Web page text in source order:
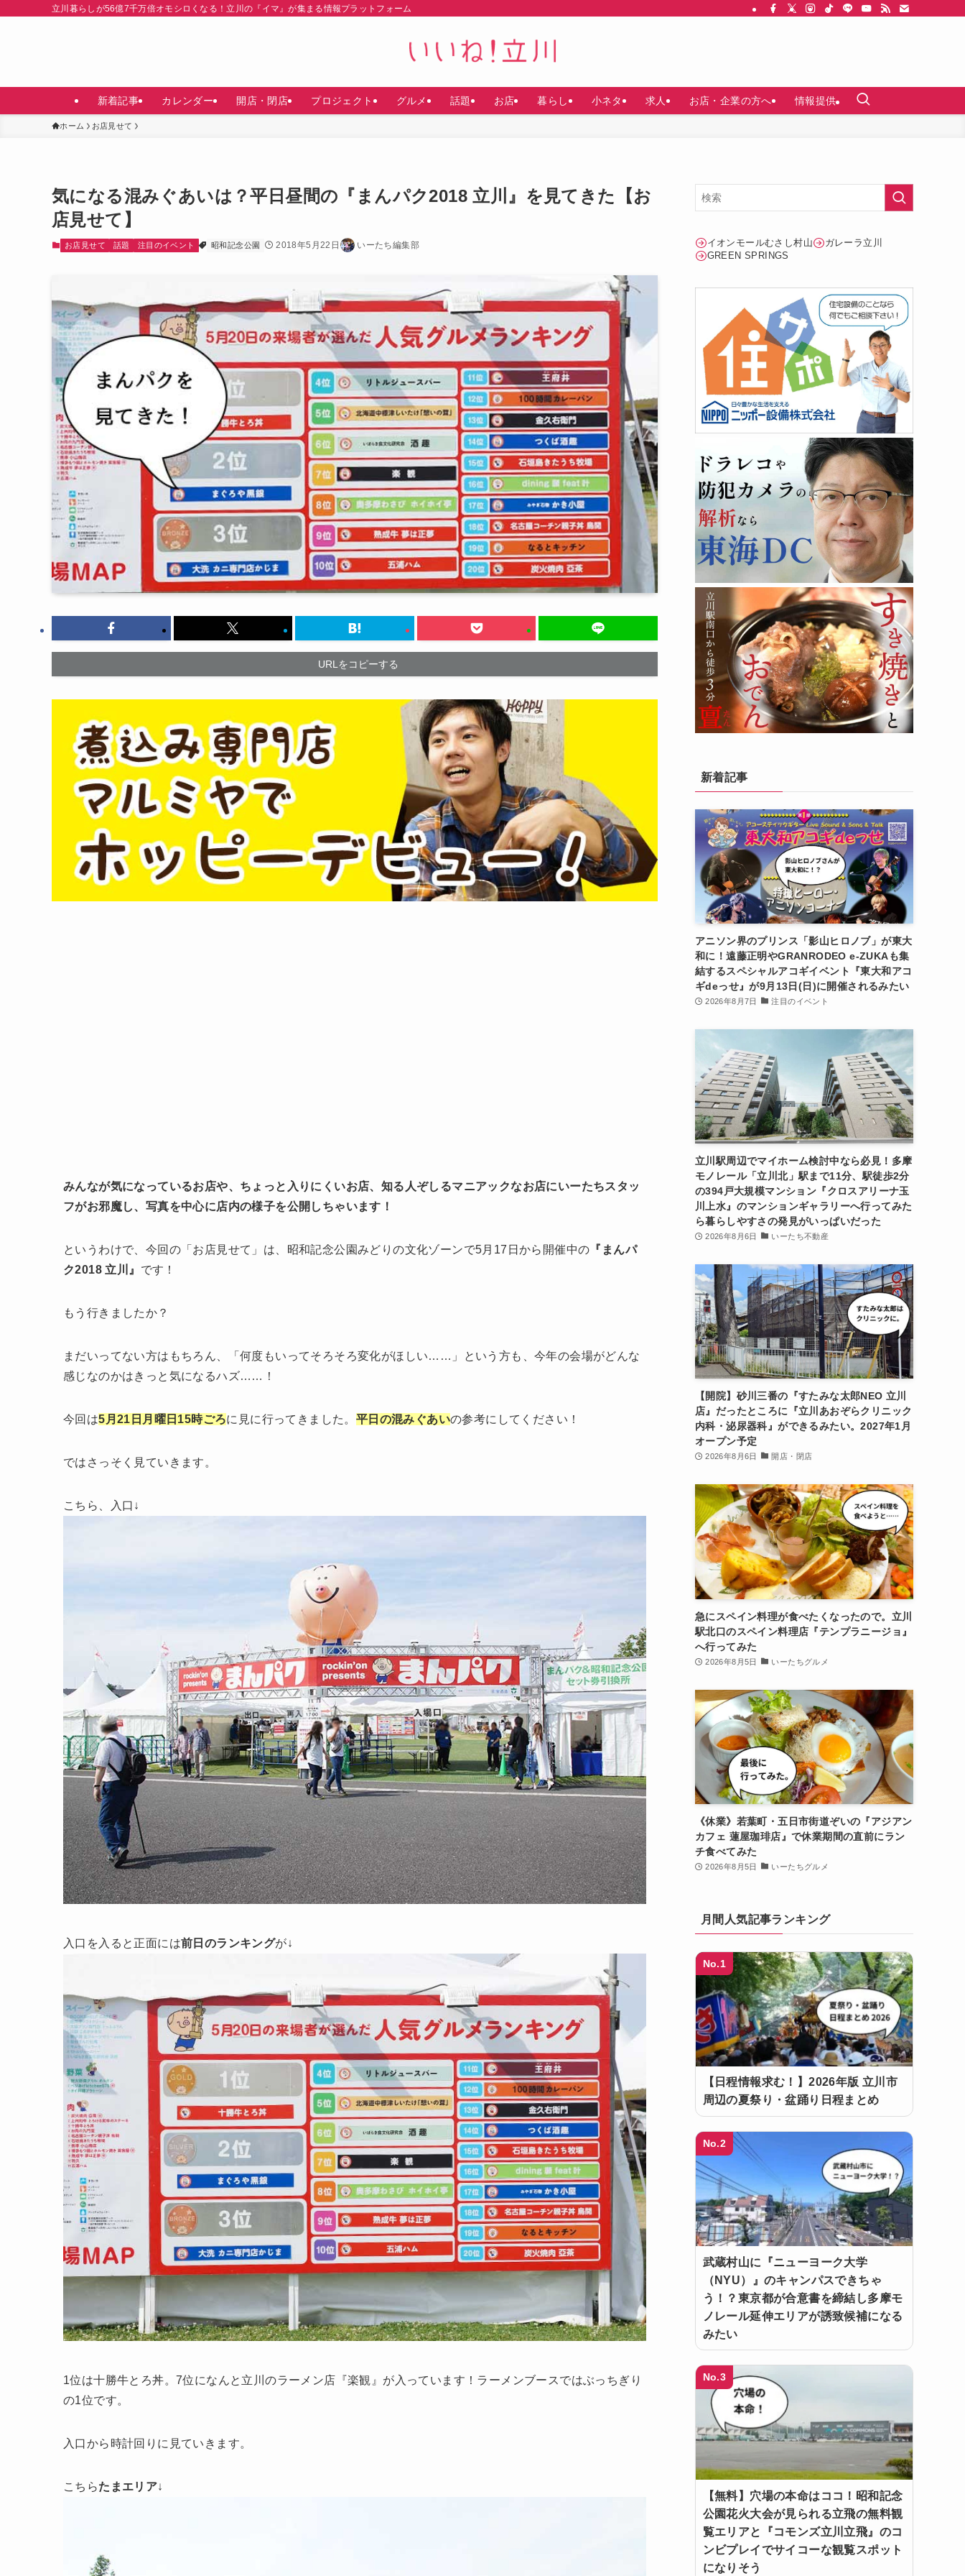
立川暮らしが56億7千万倍オモシロくなる！立川の『イマ』が集まる情報プラットフォーム
新着記事 カレンダー 開店・閉店 プロジェクト グルメ 話題 お店 暮らし 小ネタ 求人 お店・企業の方へ 情報提供
ホーム お店見せて
気になる混みぐあいは？平日昼間の『まんパク2018 立川』を見てきた【お
店見せて】
お店見せて 話題 注目のイベント 昭和記念公園 2018年5月22日 いーたち編集部
URLをコピーする
みんなが気になっているお店や、ちょっと入りにくいお店、知る人ぞしるマニアックなお店にいーたちスタッ
フがお邪魔し、写真を中心に店内の様子を公開しちゃいます！
というわけで、今回の「お店見せて」は、昭和記念公園みどりの文化ゾーンで5月17日から開催中の 『まんパ
ク2018 立川』 です！
もう行きましたか？
まだいってない方はもちろん、「何度もいってそろそろ変化がほしい……」という方も、今年の会場がどんな
感じなのかはきっと気になるハズ……！
今回は5月21日月曜日15時ごろに見に行ってきました。 平日の混みぐあいの参考にしてください！
ではさっそく見ていきます。
こちら、入口↓
入口を入ると正面には前日のランキングが↓
1位は十勝牛とろ丼。7位になんと立川のラーメン店『楽観』が入っています！ラーメンブースではぶっちぎり
の1位です。
入口から時計回りに見ていきます。
こちらたまエリア↓
イオンモールむさし村山
ガレーラ立川
GREEN SPRINGS
新着記事
アニソン界のプリンス「影山ヒロノブ」が東大
和に！遠藤正明やGRANRODEO e-ZUKAも集
結するスペシャルアコギイベント『東大和アコ
ギdeっせ』が9月13日(日)に開催されるみたい
2026年8月7日 注目のイベント
立川駅周辺でマイホーム検討中なら必見！多摩
モノレール「立川北」駅まで11分、駅徒歩2分
の394戸大規模マンション『クロスアリーナ玉
川上水』のマンションギャラリーへ行ってみた
ら暮らしやすさの発見がいっぱいだった
2026年8月6日 いーたち不動産
【開院】砂川三番の『すたみな太郎NEO 立川
店』だったところに『立川あおぞらクリニック
内科・泌尿器科』ができるみたい。2027年1月
オープン予定
2026年8月6日 開店・閉店
急にスペイン料理が食べたくなったので。立川
駅北口のスペイン料理店『テンプラニージョ』
へ行ってみた
2026年8月5日 いーたちグルメ
《休業》若葉町・五日市街道ぞいの『アジアン
カフェ 蓮屋珈琲店』で休業期間の直前にラン
チ食べてみた
2026年8月5日 いーたちグルメ
月間人気記事ランキング
No.1
【日程情報求む！】2026年版 立川市
周辺の夏祭り・盆踊り日程まとめ
No.2
武蔵村山に『ニューヨーク大学
（NYU）』のキャンパスできちゃ
う！？東京都が合意書を締結し多摩モ
ノレール延伸エリアが誘致候補になる
みたい
No.3
【無料】穴場の本命はココ！昭和記念
公園花火大会が見られる立飛の無料観
覧エリアと『コモンズ立川立飛』のコ
ンビプレイでサイコーな観覧スポット
になりそう